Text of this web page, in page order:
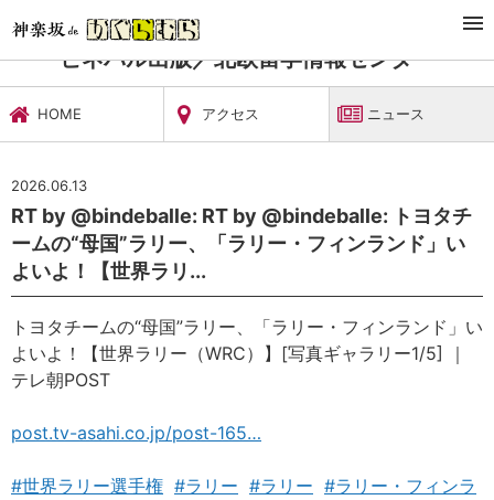
習い事・稽古 ビネバル出版／北欧留学情報センター ニュース
ビネバル出版／北欧留学情報センター
HOME アクセス ニュース
2026.06.13
RT by @bindeballe: RT by @bindeballe: トヨタチ
ームの“母国”ラリー、「ラリー・フィンランド」い
よいよ！【世界ラリ...
トヨタチームの“母国”ラリー、「ラリー・フィンランド」い
よいよ！【世界ラリー（WRC）】[写真ギャラリー1/5] ｜
テレ朝POST
post.tv-asahi.co.jp/post-165…
#世界ラリー選手権 #ラリー #ラリー #ラリー・フィンラ